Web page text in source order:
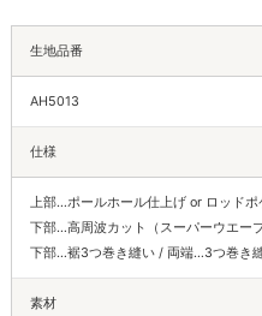
生地品番
AH5013
仕様
上部…ポールホール仕上げ or ロッド
下部…高周波カット（スーパーウエー
下部…裾3つ巻き縫い / 両端…3つ巻き
素材